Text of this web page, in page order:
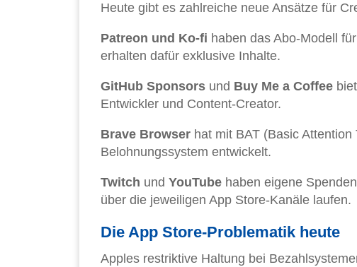
Heute gibt es zahlreiche neue Ansätze für
Patreon und Ko-fi haben das Abo-Modell
erhalten dafür exklusive Inhalte.
GitHub Sponsors und Buy Me a Coffee
Entwickler und Content-Creator.
Brave Browser hat mit BAT (Basic
Belohnungssystem entwickelt.
Twitch und YouTube haben eigene
über die jeweiligen App Store-Kanäle laufen.
Die App Store-Problematik heute
Apples restriktive Haltung bei